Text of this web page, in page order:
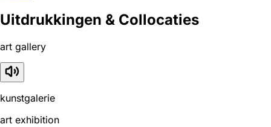
Uitdrukkingen & Collocaties
art gallery
kunstgalerie
art exhibition